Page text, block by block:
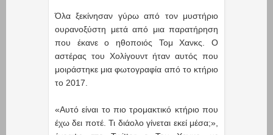
Όλα ξεκίνησαν γύρω από τον μυστήριο
ουρανοξύστη μετά από μια παρατήρηση
που έκανε ο ηθοποιός Τομ Χανκς. Ο
αστέρας του Χολίγουντ ήταν αυτός που
μοιράστηκε μια φωτογραφία από το κτήριο
το 2017.
«Αυτό είναι το πιο τρομακτικό κτήριο που
έχω δει ποτέ. Τι διάολο γίνεται εκεί μέσα;»,